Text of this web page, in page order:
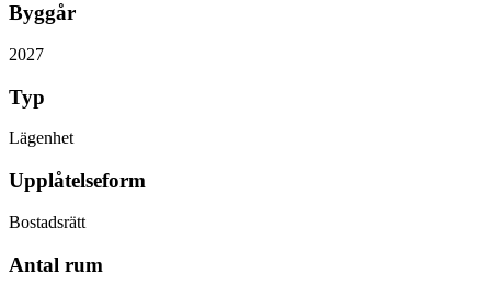
Byggår
2027
Typ
Lägenhet
Upplåtelseform
Bostadsrätt
Antal rum